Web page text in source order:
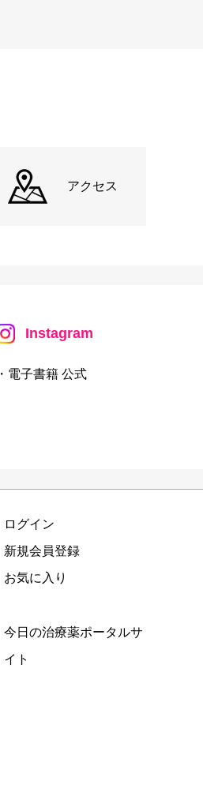
アクセス
Instagram
・電子書籍 公式
ログイン
新規会員登録
お気に入り
今日の治療薬ポータルサ
イト